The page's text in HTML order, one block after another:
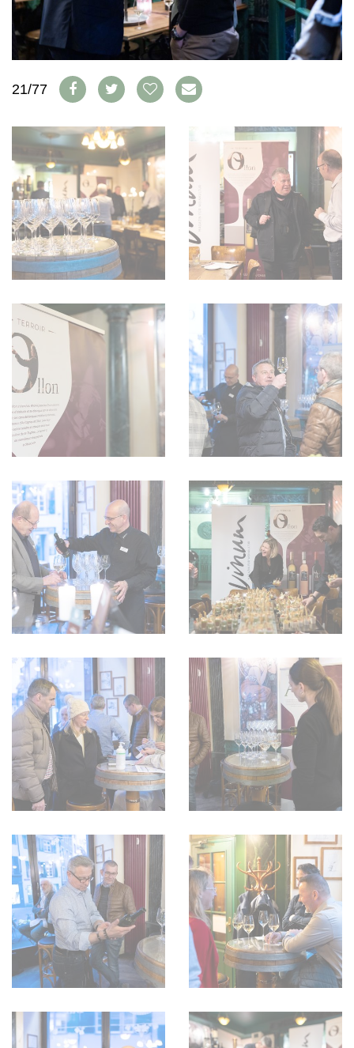
ABO
AUSGABE
ARCHIV
VORTEILSWELT
BÜCHER
WEINSZENE
PORTRAITS
VINOPHILES
ANMELDEN
AWARDS
GEWINNSPIELE
VORTEILSWELT
TRINKREIFETABELLE
ABO
WEINSUCHE
NEWSLETTER
WINE TRADE CLUB
REDAKTION
JOBS
IMPRESSUM
AGB & DATENSCHUTZ
FAQ
21/77